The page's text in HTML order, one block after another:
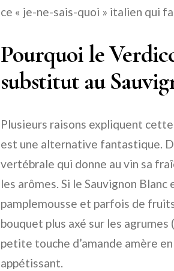
ce « je-ne-sais-quoi » italien qui
Pourquoi le
substitut au
Plusieurs raisons expliquent
est une alternative fantastique.
vertébrale qui donne au vin sa
les arômes. Si le Sauvignon
pamplemousse et parfois de
bouquet plus axé sur les
petite touche d’amande amère
appétissant.